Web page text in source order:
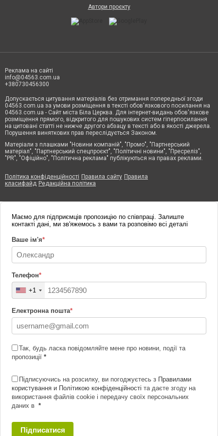
Автори проєкту
Реклама на сайті
info@04563.com.ua
+380730456300
Допускається цитування матеріалів без отримання попередньої згоди
04563.com.ua за умови розміщення в тексті обов'язкового посилання на
04563.com.ua - Сайт міста Біла Церква. Для інтернет-видань обов'язкове
розміщення прямого, відкритого для пошукових систем гіперпосилання
на цитовані статті не нижче другого абзацу в тексті або в якості джерела.
Порушення виняткових прав переслідується Законом.
Матеріали з плашками "Новини компаній", "Промо", "Партнерський
матеріал", "Партнерський спецпроєкт", "Політичні новини", "Пресреліз",
"PR", "Офіційно", "Політична реклама" публікуються на правах реклами.
Політика конфіденційності Правила сайту Правила
класифайд Редакційна політика
Маємо для підприємців пропозицію по співпраці. Залиште
контакті дані, ми зв'яжемось з вами та розповімо всі деталі
Ваше ім'я*
Телефон*
+1
Електронна пошта*
Так, будь ласка повідомляйте мене про новини, події та
пропозиції *
Підписуючись на розсилку, ви погоджуєтесь з Правилами
користування и Політикою конфіденційності та даєте згоду на
використання файлів cookie і передачу своїх персональних
даних в *
Підписатися